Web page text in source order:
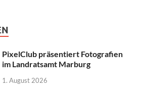
PixelClub präsentiert Fotografien
im Landratsamt Marburg
1. August 2026